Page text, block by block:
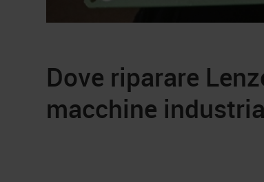
Dove riparare
macchine